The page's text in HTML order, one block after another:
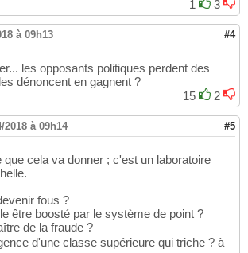
1
3
à 09h13 #4
les opposants politiques perdent des
dénoncent en gagnent ?
15
2
2018 à 09h14 #5
cela va donner ; c'est un laboratoire
fous ?
être boosté par le système de point ?
de la fraude ?
d'une classe supérieure qui triche ? à